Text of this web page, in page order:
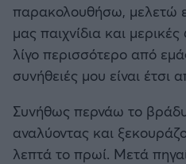
παρακολουθήσω, μελετώ
μας παιχνίδια και
λίγο περισσότερο από
συνήθειές μου είναι έτσι
Συνήθως περνάω το
αναλύοντας και
λεπτά το πρωί. Μετά